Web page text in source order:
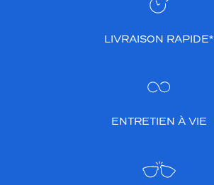
LIVRAISON RAPIDE*
ENTRETIEN À VIE